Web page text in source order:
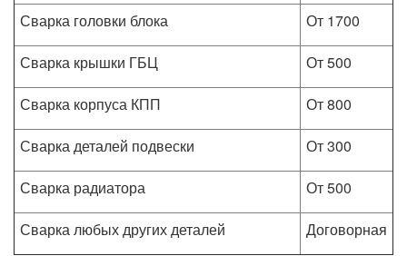
Сварка головки блока
От 1700
Сварка крышки ГБЦ
От 500
Сварка корпуса КПП
От 800
Сварка деталей подвески
От 300
Сварка радиатора
От 500
Сварка любых других деталей
Договорная